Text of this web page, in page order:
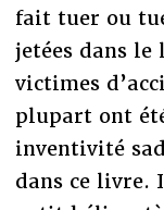
fait tuer ou
jetées dans le
victimes
plupart ont
inventivité
dans ce livre.